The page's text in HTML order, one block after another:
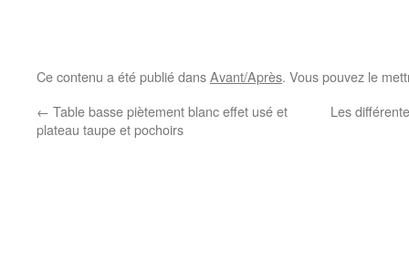
Ce contenu a été publié dansAvant/Après. Vous pouvez le
← Table basse piètement blanc effet usé et
plateau taupe et pochoirs
Les